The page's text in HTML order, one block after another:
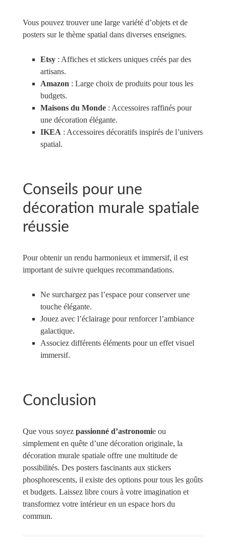
Vous pouvez trouver une large variété d’objets et de
posters sur le thème spatial dans diverses enseignes.
Etsy: Affiches et stickers uniques créés par des
artisans.
Amazon : Large choix de produits pour tous les
budgets.
Maisons du Monde: Accessoires raffinés pour
une décoration élégante.
IKEA : Accessoires décoratifs inspirés de l’univers
spatial.
Conseils pour une
décoration murale spatiale
réussie
Pour obtenir un rendu harmonieux et immersif, il est
important de suivre quelques recommandations.
Ne surchargez pas l’espace pour conserver une
touche élégante.
Jouez avec l’éclairage pour renforcer l’ambiance
galactique.
Associez différents éléments pour un effet visuel
immersif.
Conclusion
Que vous soyez passionné d’astronomie ou
simplement en quête d’une décoration originale, la
décoration murale spatiale offre une multitude de
possibilités. Des posters fascinants aux stickers
phosphorescents, il existe des options pour tous les goûts
et budgets. Laissez libre cours à votre imagination et
transformez votre intérieur en un espace hors du
commun.